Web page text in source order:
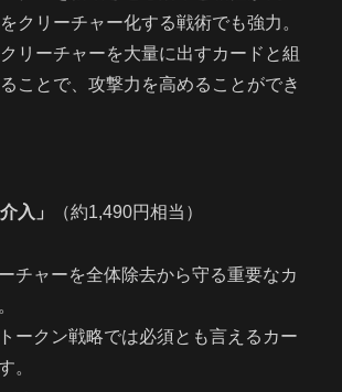
クリーチャー化する戦術でも強力。
リーチャーを大量に出すカードと組
ことで、攻撃力を高めることができ
入」 （約1,490円相当）
チャーを全体除去から守る重要なカ
ークン戦略では必須とも言えるカー
。